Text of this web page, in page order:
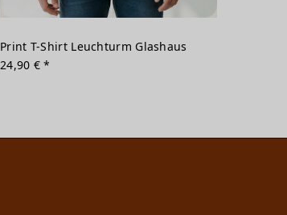
Print T-Shirt Leuchturm Glashaus
24,90 € *